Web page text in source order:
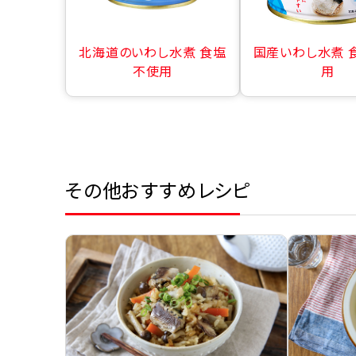
北海道のいわし水煮 食塩
不使用
国産いわし水煮
用
その他おすすめレシピ